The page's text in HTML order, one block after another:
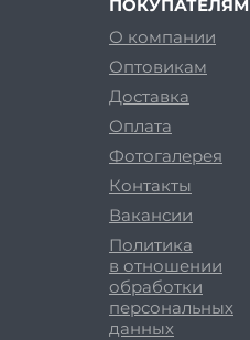
ПОКУПАТЕЛЯМ
О компании
Оптовикам
Доставка
Оплата
Фотогалерея
Контакты
Вакансии
Политика
в отношении
обработки
персональных
данных